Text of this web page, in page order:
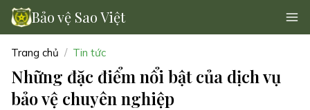
Bảo vệ Sao Việt
Trang chủ Tin tức
Những đặc điểm nổi bật của dịch vụ
bảo vệ chuyên nghiệp